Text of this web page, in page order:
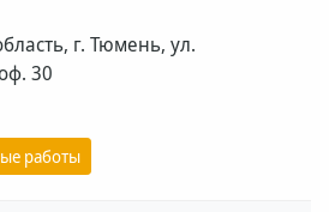
г. Тюмень, ул.
30
работы